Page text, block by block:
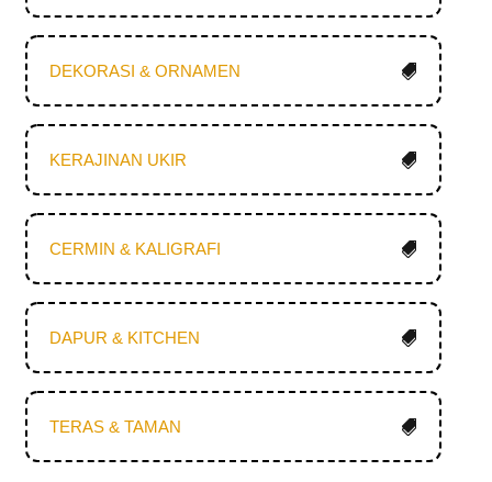
DEKORASI & ORNAMEN
KERAJINAN UKIR
CERMIN & KALIGRAFI
DAPUR & KITCHEN
TERAS & TAMAN